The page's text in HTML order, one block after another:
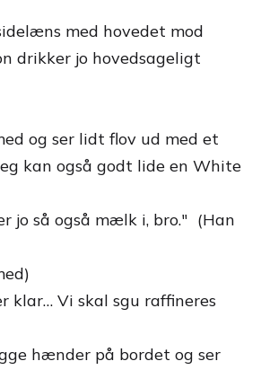
med hovedet mod
drikker jo hovedsageligt
og ser lidt flov ud med et
kan også godt lide en White
jo så også mælk i, bro." (Han
klar… Vi skal sgu raffineres
hænder på bordet og ser